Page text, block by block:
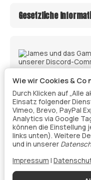
Gesetzliche
Vertrag widerrufen
Wie wir Cookies & Co
Durch Klicken auf „Alle
Einsatz folgender
Vimeo, Brevo, PayPal
Analytics via Google
können die Einstellung
links unten). Weitere
und in unserer
Impressum |